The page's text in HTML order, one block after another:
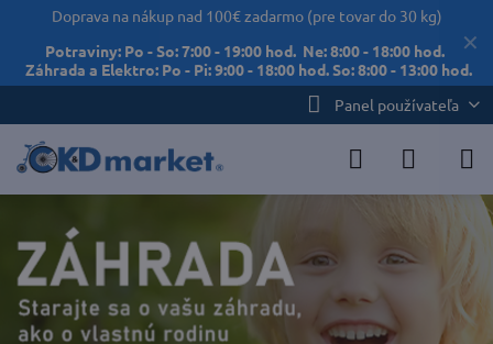
✕
Doprava na nákup nad 100€ zadarmo (pre tovar do 30 kg)
Potraviny: Po - So: 7:00 - 19:00 hod. Ne: 8:00 - 18:00 hod.
Záhrada a Elektro: Po - Pi: 9:00 - 18:00 hod. So: 8:00 - 13:00 hod.
Panel používateľa